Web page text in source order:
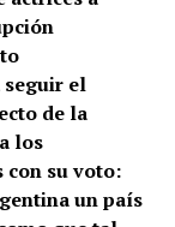
seguir el
de la
los
con su voto:
un país